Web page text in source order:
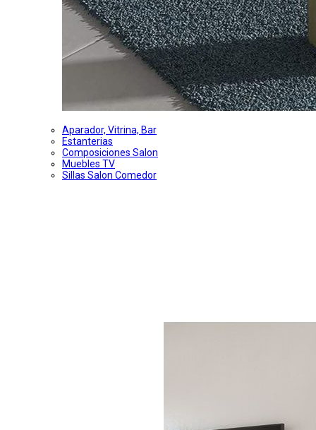
Aparador, Vitrina, Bar
Estanterias
Composiciones Salon
Muebles TV
Sillas Salon Comedor